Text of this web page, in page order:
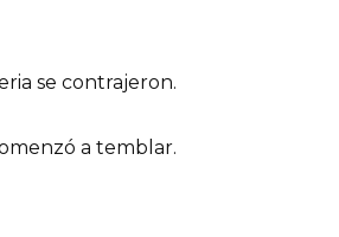
se contrajeron.
a temblar.